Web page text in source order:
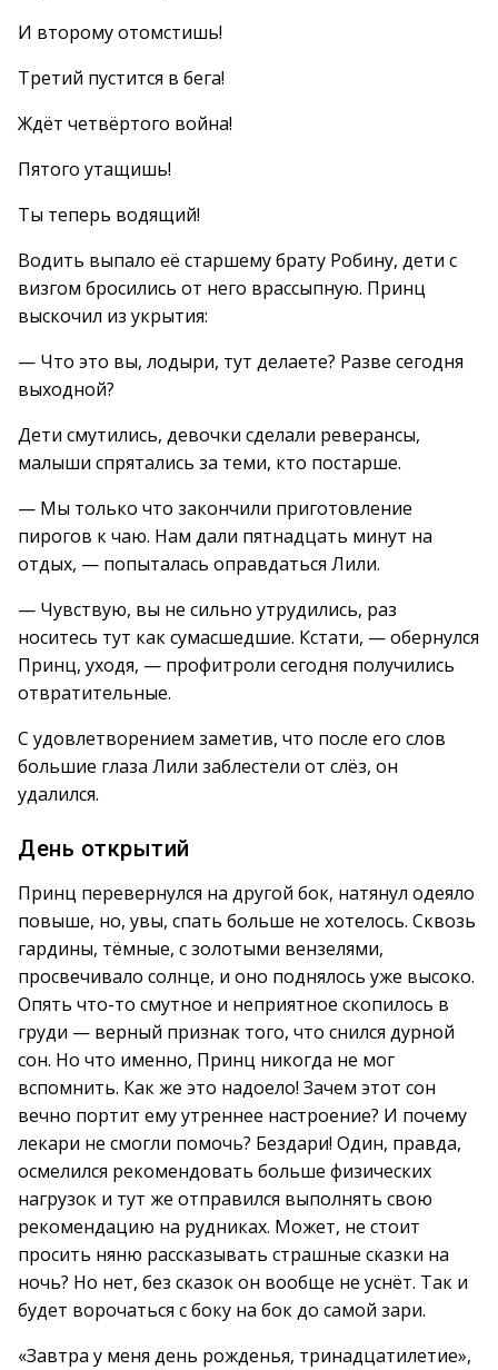
И второму отомстишь!
Третий пустится в бега!
Ждёт четвёртого война!
Пятого утащишь!
Ты теперь водящий!
Водить выпало её старшему брату Робину, дети с
визгом бросились от него врассыпную. Принц
выскочил из укрытия:
— Что это вы, лодыри, тут делаете? Разве сегодня
выходной?
Дети смутились, девочки сделали реверансы,
малыши спрятались за теми, кто постарше.
— Мы только что закончили приготовление
пирогов к чаю. Нам дали пятнадцать минут на
отдых, — попыталась оправдаться Лили.
— Чувствую, вы не сильно утрудились, раз
носитесь тут как сумасшедшие. Кстати, — обернулся
Принц, уходя, — профитроли сегодня получились
отвратительные.
С удовлетворением заметив, что после его слов
большие глаза Лили заблестели от слёз, он
удалился.
День открытий
Принц перевернулся на другой бок, натянул одеяло
повыше, но, увы, спать больше не хотелось. Сквозь
гардины, тёмные, с золотыми вензелями,
просвечивало солнце, и оно поднялось уже высоко.
Опять что-то смутное и неприятное скопилось в
груди — верный признак того, что снился дурной
сон. Но что именно, Принц никогда не мог
вспомнить. Как же это надоело! Зачем этот сон
вечно портит ему утреннее настроение? И почему
лекари не смогли помочь? Бездари! Один, правда,
осмелился рекомендовать больше физических
нагрузок и тут же отправился выполнять свою
рекомендацию на рудниках. Может, не стоит
просить няню рассказывать страшные сказки на
ночь? Но нет, без сказок он вообще не уснёт. Так и
будет ворочаться с боку на бок до самой зари.
«Завтра у меня день рожденья, тринадцатилетие»,